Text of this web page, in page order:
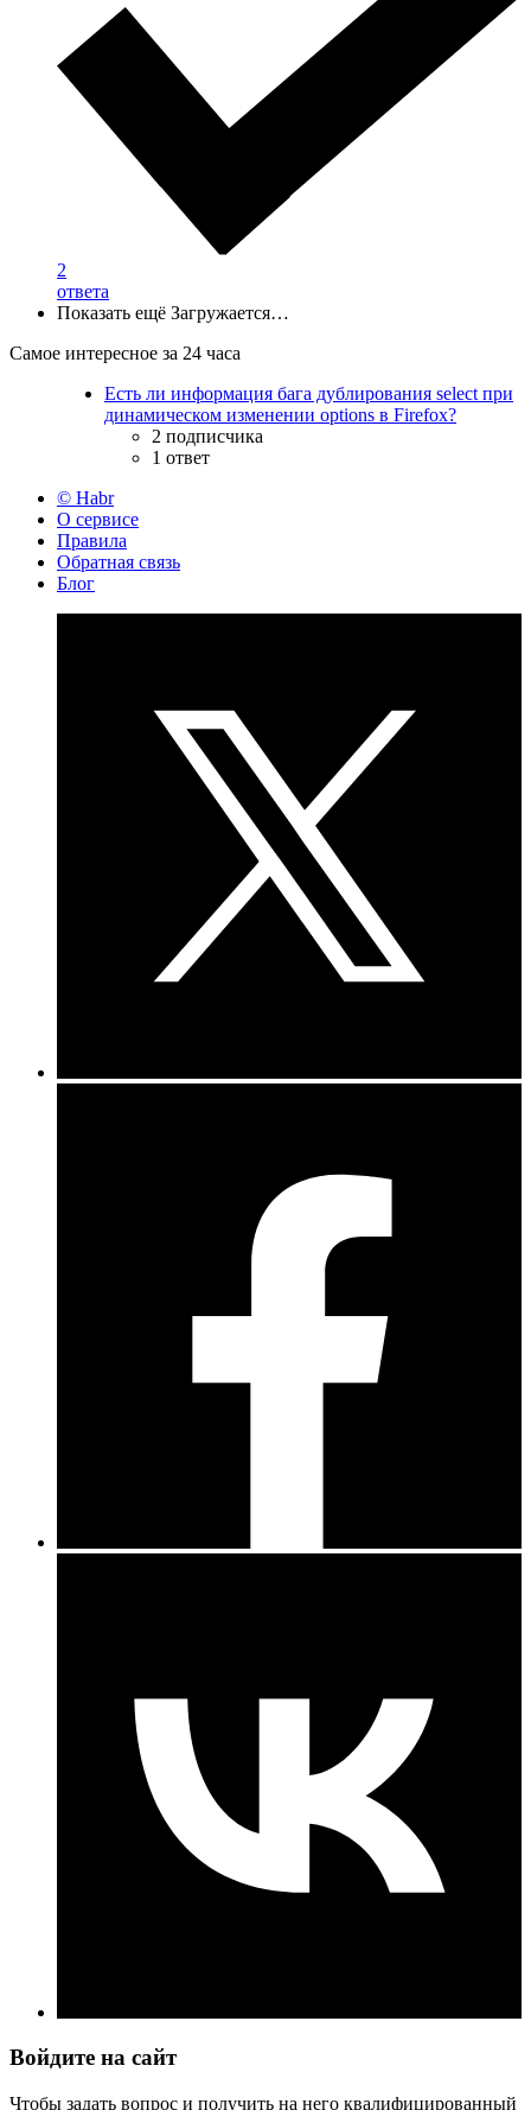
2
ответа
Показать ещё Загружается…
Самое интересное за 24 часа
Есть ли информация бага дублирования select при
динамическом изменении options в Firefox?
2 подписчика
1 ответ
© Habr
О сервисе
Правила
Обратная связь
Блог
Войдите на сайт
Чтобы задать вопрос и получить на него квалифицированный